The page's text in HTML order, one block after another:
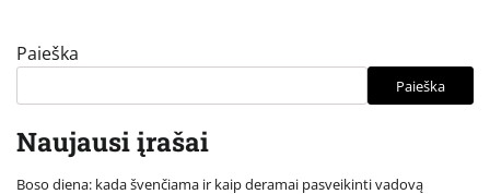
Paieška
Paieška
Naujausi įrašai
Boso diena: kada švenčiama ir kaip deramai pasveikinti vadovą